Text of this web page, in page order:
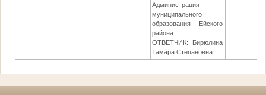
Администрация
муниципального
образования Ейского
района
ОТВЕТЧИК: Бирюлина
Тамара Степановна